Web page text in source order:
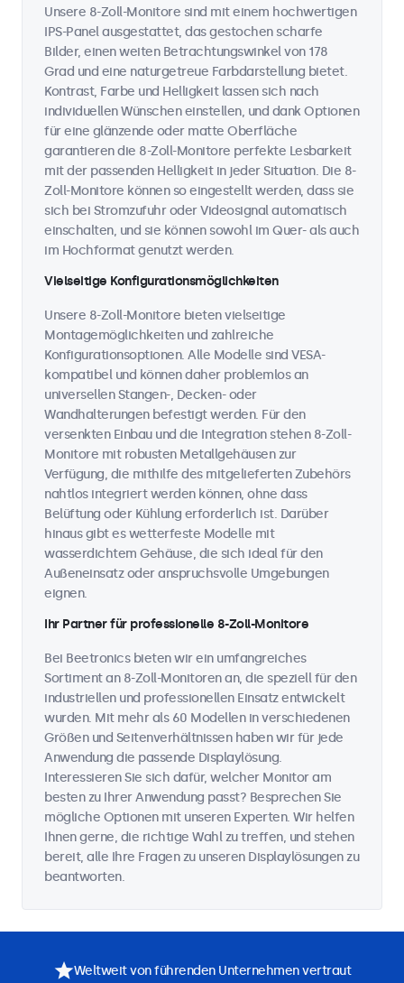
Unsere 8-Zoll-Monitore sind mit einem hochwertigen
IPS-Panel ausgestattet, das gestochen scharfe
Bilder, einen weiten Betrachtungswinkel von 178
Grad und eine naturgetreue Farbdarstellung bietet.
Kontrast, Farbe und Helligkeit lassen sich nach
individuellen Wünschen einstellen, und dank Optionen
für eine glänzende oder matte Oberfläche
garantieren die 8-Zoll-Monitore perfekte Lesbarkeit
mit der passenden Helligkeit in jeder Situation. Die 8-
Zoll-Monitore können so eingestellt werden, dass sie
sich bei Stromzufuhr oder Videosignal automatisch
einschalten, und sie können sowohl im Quer- als auch
im Hochformat genutzt werden.
Vielseitige Konfigurationsmöglichkeiten
Unsere 8-Zoll-Monitore bieten vielseitige
Montagemöglichkeiten und zahlreiche
Konfigurationsoptionen. Alle Modelle sind VESA-
kompatibel und können daher problemlos an
universellen Stangen-, Decken- oder
Wandhalterungen befestigt werden. Für den
versenkten Einbau und die Integration stehen 8-Zoll-
Monitore mit robusten Metallgehäusen zur
Verfügung, die mithilfe des mitgelieferten Zubehörs
nahtlos integriert werden können, ohne dass
Belüftung oder Kühlung erforderlich ist. Darüber
hinaus gibt es wetterfeste Modelle mit
wasserdichtem Gehäuse, die sich ideal für den
Außeneinsatz oder anspruchsvolle Umgebungen
eignen.
Ihr Partner für professionelle 8-Zoll-Monitore
Bei Beetronics bieten wir ein umfangreiches
Sortiment an 8-Zoll-Monitoren an, die speziell für den
industriellen und professionellen Einsatz entwickelt
wurden. Mit mehr als 60 Modellen in verschiedenen
Größen und Seitenverhältnissen haben wir für jede
Anwendung die passende Displaylösung.
Interessieren Sie sich dafür, welcher Monitor am
besten zu Ihrer Anwendung passt? Besprechen Sie
mögliche Optionen mit unseren Experten. Wir helfen
Ihnen gerne, die richtige Wahl zu treffen, und stehen
bereit, alle Ihre Fragen zu unseren Displaylösungen zu
beantworten.
Weltweit von führenden Unternehmen vertraut